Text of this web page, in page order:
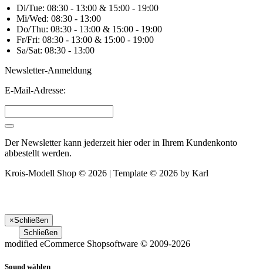
Di/Tue: 08:30 - 13:00 & 15:00 - 19:00
Mi/Wed: 08:30 - 13:00
Do/Thu: 08:30 - 13:00 & 15:00 - 19:00
Fr/Fri: 08:30 - 13:00 & 15:00 - 19:00
Sa/Sat: 08:30 - 13:00
Newsletter-Anmeldung
E-Mail-Adresse:
Der Newsletter kann jederzeit hier oder in Ihrem Kundenkonto
abbestellt werden.
Krois-Modell Shop © 2026 | Template © 2026 by Karl
×Schließen
Schließen
modified eCommerce Shopsoftware © 2009-2026
Sound wählen